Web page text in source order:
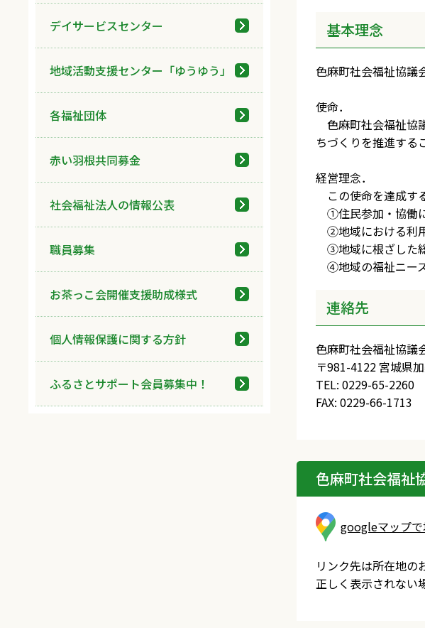
デイサービスセンター
地域活動支援センター「ゆうゆう」
各福祉団体
赤い羽根共同募金
社会福祉法人の情報公表
職員募集
お茶っこ会開催支援助成様式
個人情報保護に関する方針
ふるさとサポート会員募集中！
基本理念
色麻町社会福祉協議
使命．
色麻町社会福祉協
ちづくりを推進する
経営理念．
この使命を達成す
①住民参加・協働
②地域における利
③地域に根ざした
④地域の福祉ニー
連絡先
色麻町社会福祉協議
〒981-4122 宮城県
TEL: 0229-65-2260
FAX: 0229-66-1713
色麻町社会福祉
googleマップ
リンク先は所在地の
正しく表示されない